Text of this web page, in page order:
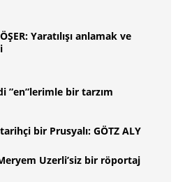
Yaratılışı anlamak ve
”en”lerimle bir tarzım
bir Prusyalı: GÖTZ ALY
Uzerli’siz bir röportaj